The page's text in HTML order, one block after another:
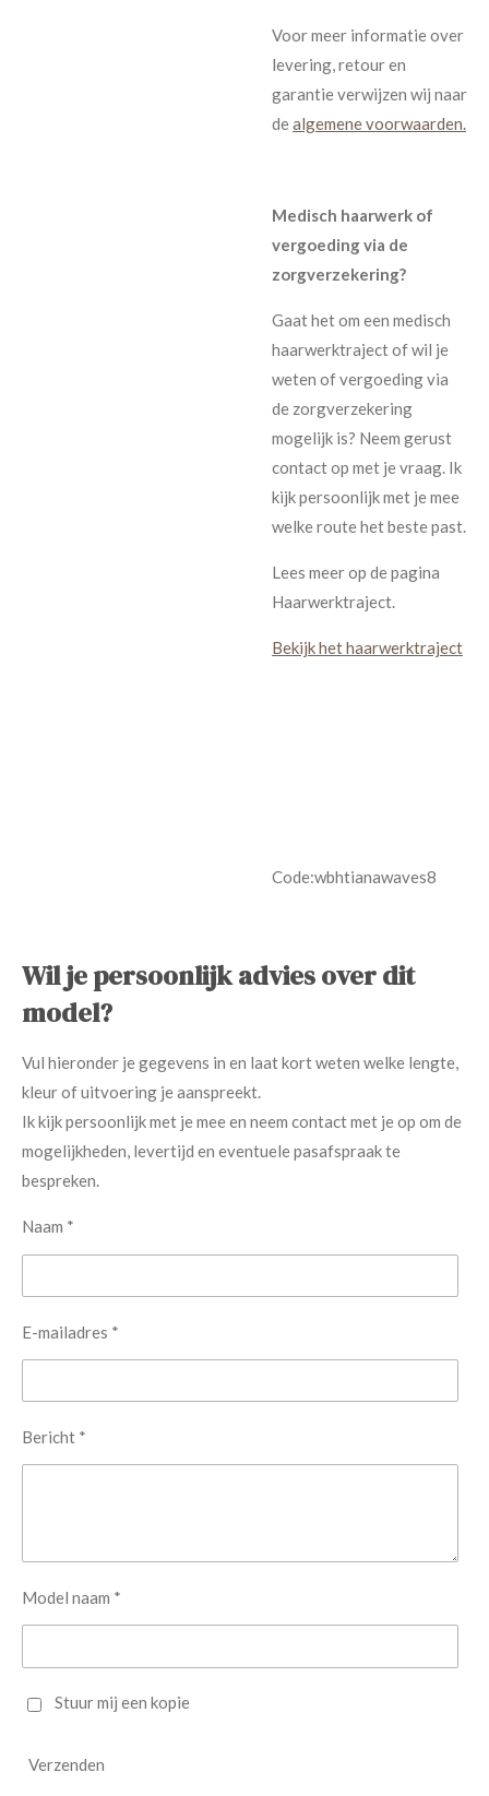
Voor meer informatie over
levering, retour en
garantie verwijzen wij naar
dealgemene voorwaarden.
Medisch haarwerk of
vergoeding via de
zorgverzekering?
Gaat het om een medisch
haarwerktraject of wil je
weten of vergoeding via
de zorgverzekering
mogelijk is? Neem gerust
contact op met je vraag. Ik
kijk persoonlijk met je mee
welke route het beste past.
Lees meer op de pagina
Haarwerktraject.
Bekijk het haarwerktraject
Code:wbhtianawaves8
Wil je persoonlijk advies over dit
model?
Vul hieronder je gegevens in en laat kort weten welke lengte,
kleur of uitvoering je aanspreekt.
Ik kijk persoonlijk met je mee en neem contact met je op om de
mogelijkheden, levertijd en eventuele pasafspraak te
bespreken.
Naam *
E-mailadres *
Bericht *
Model naam *
Stuur mij een kopie
Verzenden